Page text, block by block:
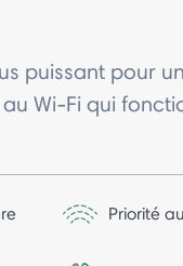
puissant pour
Wi-Fi qui
Priorité